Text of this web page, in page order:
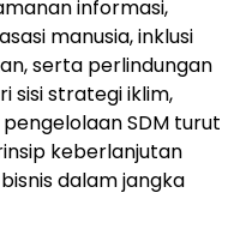
informasi,
manusia, inklusi
serta perlindungan
sisi strategi iklim,
SDM turut
keberlanjutan
dalam jangka